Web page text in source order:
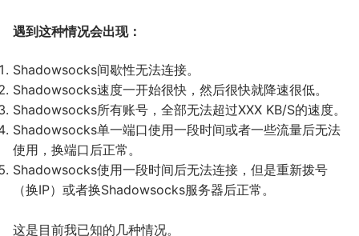
遇到这种情况会出现：
Shadowsocks间歇性无法连接。
Shadowsocks速度一开始很快，然后很快就降速很低。
Shadowsocks所有账号，全部无法超过XXX KB/S的速度。
Shadowsocks单一端口使用一段时间或者一些流量后无法
使用，换端口后正常。
Shadowsocks使用一段时间后无法连接，但是重新拨号
（换IP）或者换Shadowsocks服务器后正常。
这是目前我已知的几种情况。